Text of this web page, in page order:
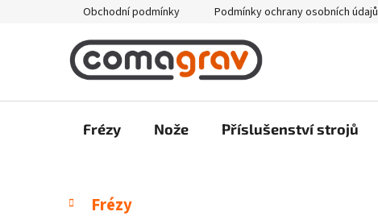
Obchodní podmínky Podmínky ochrany osobních údajů
Frézy Nože Příslušenství strojů
P
Přeskočit
kategorie
K
a
Frézy